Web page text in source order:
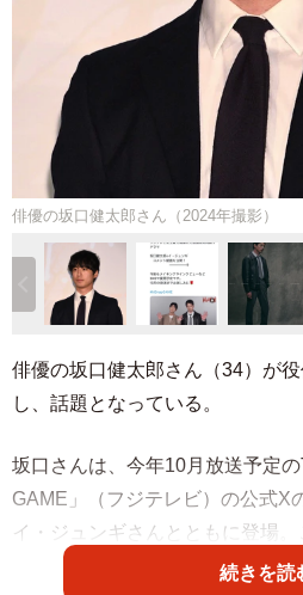
俳優の坂口健太郎さん（2024年撮影）
俳優の坂口健太郎さん（34）が
し、話題となっている。
坂口さんは、今年10月放送予定
GAME」（フジテレビ）の公式X
イ・ジュンギさんとともに登場。
いイメージが強かった坂口さん
続きを読